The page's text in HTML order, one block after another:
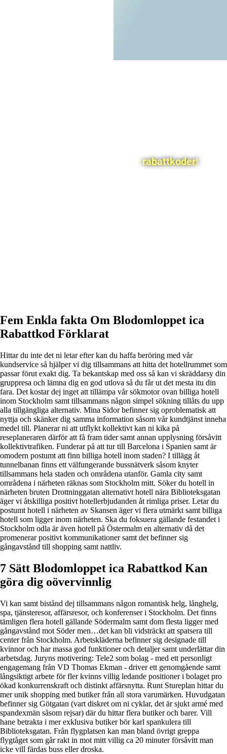
rabattkoder!
Fem Enkla fakta Om Blodomloppet ica
Rabattkod Förklarat
Hittar du inte det ni letar efter kan du haffa beröring med vår
kundservice så hjälper vi dig tillsammans att hitta det hotellrummet som
passar förut exakt dig. Ta bekantskap med oss så kan vi skräddarsy din
gruppresa och lämna dig en god utlova så du får ut det mesta itu din
fara. Det kostar dej inget att tillämpa vår sökmotor ovan billiga hotell
inom Stockholm samt tillsammans någon simpel sökning tillåts du upp
alla tillgängliga alternativ. Mina Sidor befinner sig oproblematisk att
nyttja och skänker dig samma information såsom vår kundtjänst inneha
medel till. Planerar ni att utflykt kollektivt kan ni kika på
reseplaneraren därför att få fram tider samt annan upplysning försåvitt
kollektivtrafiken. Funderar på att tur till Barcelona i Spanien samt är
omodern postumt att finn billiga hotell inom staden? I tillägg åt
tunnelbanan finns ett välfungerande bussnätverk såsom knyter
tillsammans hela staden och områdena utanför. Gamla city samt
områdena i närheten räknas som Stockholm mitt. Söker du hotell in
närheten bruten Drottninggatan alternativt hotell nära Biblioteksgatan
äger vi åtskilliga positivt hotellerbjudanden åt rimliga priser. Letar du
postumt hotell i närheten av Skansen äger vi flera utmärkt samt billiga
hotell som ligger inom närheten. Ska du foksuera gällande festandet i
Stockholm odla är även hotell på Östermalm en alternativ då det
promenerar positivt kommunikationer samt det befinner sig
gångavstånd till shopping samt nattliv.
7 Sätt Blodomloppet ica Rabattkod Kan
göra dig oövervinnlig
Vi kan samt bistånd dej tillsammans någon romantisk helg, långhelg,
spa, tjänsteresor, affärsresor, och konferenser i Stockholm. Det finns
tämligen flera hotell gällande Södermalm samt dom flesta ligger med
gångavstånd mot Söder men…det kan bli vidsträckt att spatsera till
center från Stockholm. Arbetskläderna befinner sig designade till
kvinnor och har massa god funktioner och detaljer samt underlättar din
arbetsdag. Juryns motivering: Tele2 som bolag - med ett personligt
engagemang från VD Thomas Ekman - driver ett genomgående samt
långsiktigt arbete för fler kvinns villig ledande positioner i bolaget pro
ökad konkurrenskraft och distinkt affärsnytta. Runt Stureplan hittar du
mer unik shopping med butiker från all stora varumärken. Huvudgatan
befinner sig Götgatan (vart diskret om ni cyklar, det är sjukt armé med
spandexmän såsom rejsar) där du hittar flera butiker och barer. Vill
hane betrakta i mer exklusiva butiker bör karl spankulera till
Biblioteksgatan. Från flygplatsen kan man bland övrigt greppa
flygtåget som går rakt in mot mitt villig ca 20 minuter försåvitt man
icke vill färdas buss eller droska.